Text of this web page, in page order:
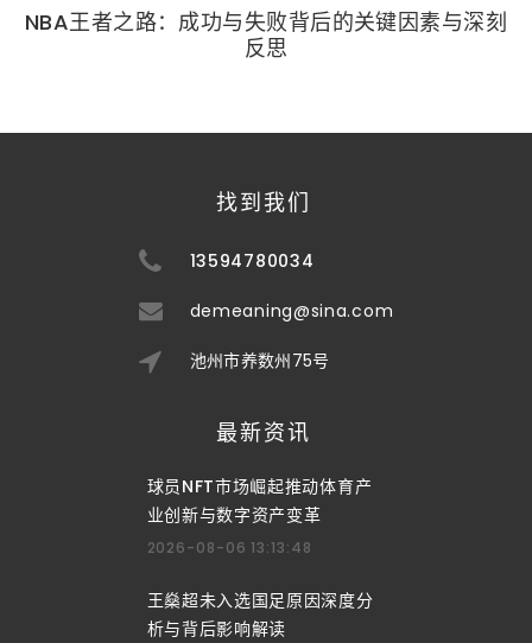
NBA王者之路：成功与失败背后的关键因素与深刻
反思
找到我们
13594780034
demeaning@sina.com
池州市养数州75号
最新资讯
球员NFT市场崛起推动体育产
业创新与数字资产变革
2026-08-06 13:13:48
王燊超未入选国足原因深度分
析与背后影响解读